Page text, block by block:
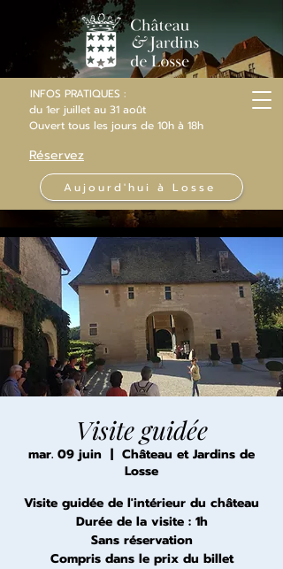
INFOS PRATIQUES :
du 1er juillet au 31 août
Ouvert tous les jours de 10h à 18h
Réservez
Aujourd'hui à Losse
Visite guidée
mar. 09 juin
  |
Château et Jardins de
Losse
Visite guidée de l'intérieur du château
Durée de la visite : 1h
Sans réservation
Compris dans le prix du billet